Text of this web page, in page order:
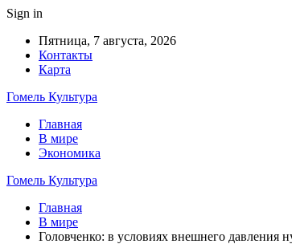
Sign in
Пятница, 7 августа, 2026
Контакты
Карта
Гомель Культура
Главная
В мире
Экономика
Гомель Культура
Главная
В мире
Головченко: в условиях внешнего давления